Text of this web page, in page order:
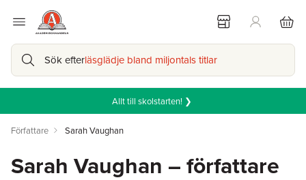
Sök efterläsglädje bland miljontals titlar
Allt till skolstarten! ❯
Författare Sarah Vaughan
Sarah Vaughan – författare